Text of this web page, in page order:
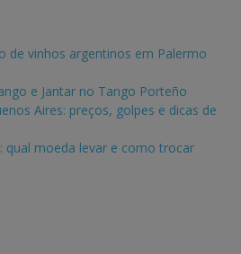
de vinhos argentinos em Palermo
e Jantar no Tango Porteño
Aires: preços, golpes e dicas de
qual moeda levar e como trocar